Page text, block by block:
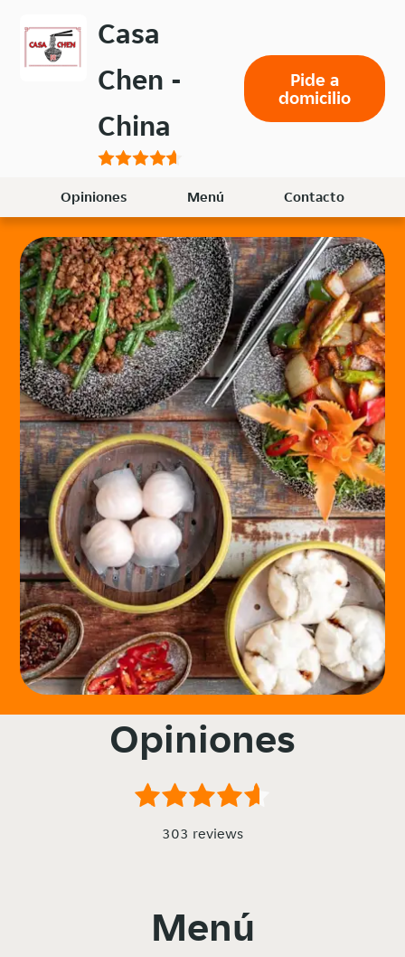
Casa
Chen -
China
Pide a
domicilio
Opiniones Menú Contacto
Opiniones
303 reviews
Menú